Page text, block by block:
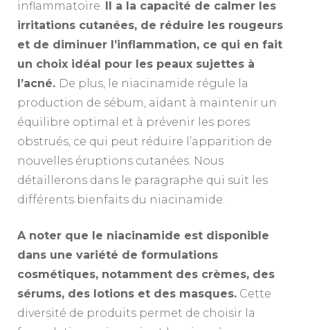
inflammatoire.
Il a la capacité de calmer les
irritations cutanées, de réduire les rougeurs
et de diminuer l’inflammation, ce qui en fait
un choix idéal pour les peaux sujettes à
l’acné. De plus, le niacinamide régule la
production de sébum, aidant à maintenir un
équilibre optimal et à prévenir les pores
obstrués, ce qui peut réduire l’apparition de
nouvelles éruptions cutanées. Nous
détaillerons dans le paragraphe qui suit les
différents bienfaits du niacinamide.
A noter que le niacinamide est disponible
dans une variété de formulations
cosmétiques, notamment des crèmes, des
sérums, des lotions et des masques. Cette
diversité de produits permet de choisir la